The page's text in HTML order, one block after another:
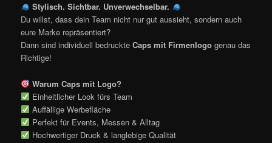
Stylisch. Sichtbar. Unverwechselbar.
Du willst, dass dein Team nicht nur gut aussieht, sondern auch
eure Marke repräsentiert?
Dann sind individuell bedruckteCaps mit Firmenlogo genau das
Richtige!
Warum Caps mit Logo?
Einheitlicher Look fürs Team
Auffällige Werbefläche
Perfekt für Events, Messen & Alltag
Hochwertiger Druck & langlebige Qualität